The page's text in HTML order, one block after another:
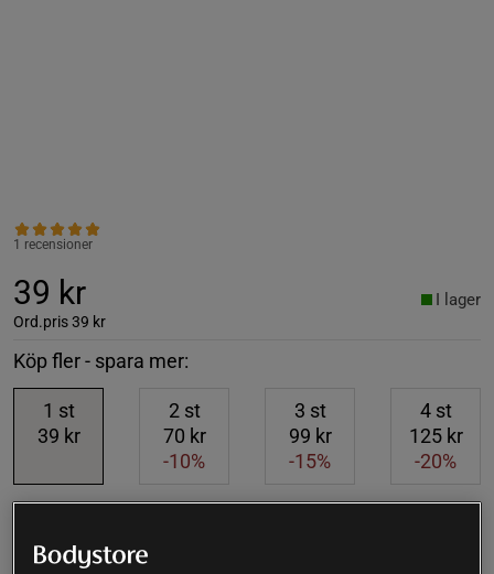
1 recensioner
39 kr
Ord.pris39 kr
I lager
Köp fler - spara mer:
1 st
39 kr
2 st
70 kr
-10%
3 st
99 kr
-15%
4st
125 kr
-20%